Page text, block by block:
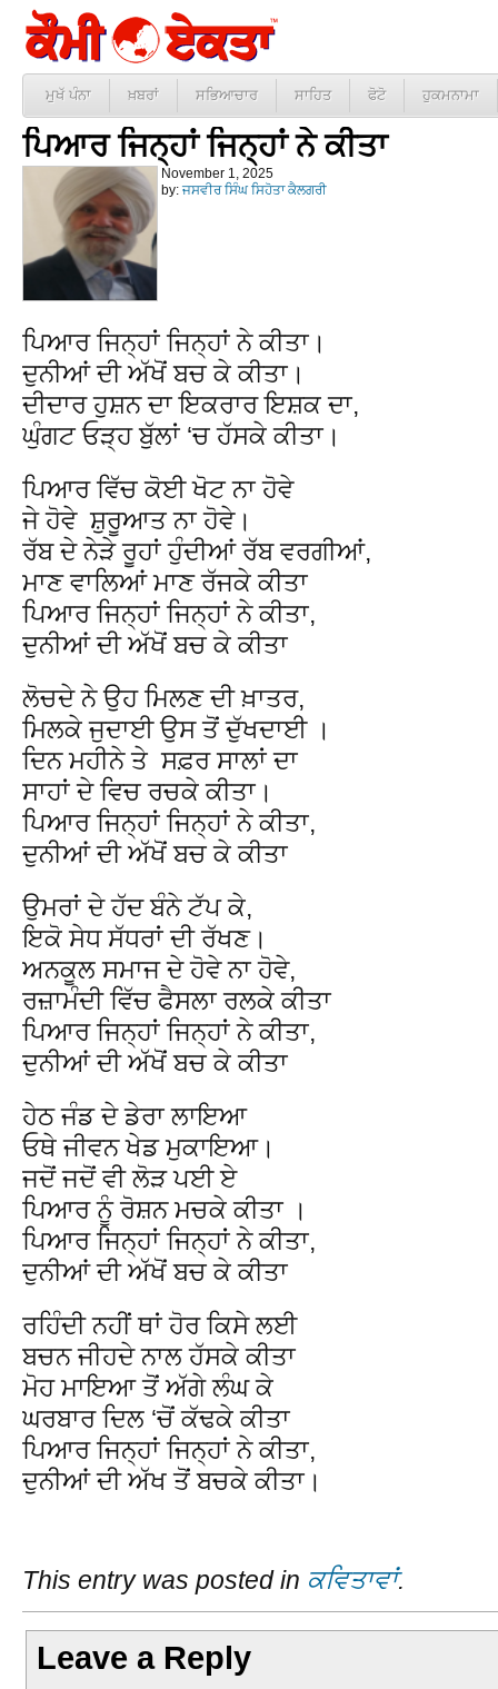
ਮੁਖੱ ਪੰਨਾ ਖ਼ਬਰਾਂ ਸਭਿਆਚਾਰ ਸਾਹਿਤ ਫੋਟੋ ਹੁਕਮਨਾਮਾ
ਪਿਆਰ ਜਿਨ੍ਹਾਂ ਜਿਨ੍ਹਾਂ ਨੇ ਕੀਤਾ
November 1, 2025
by: ਜਸਵੀਰ ਸਿੰਘ ਸਿਹੋਤਾ ਕੈਲਗਰੀ
ਪਿਆਰ ਜਿਨ੍ਹਾਂ ਜਿਨ੍ਹਾਂ ਨੇ ਕੀਤਾ।
ਦੁਨੀਆਂ ਦੀ ਅੱਖੋਂ ਬਚ ਕੇ ਕੀਤਾ।
ਦੀਦਾਰ ਹੁਸ਼ਨ ਦਾ ਇਕਰਾਰ ਇਸ਼ਕ ਦਾ,
ਘੁੰਗਟ ਓੜ੍ਹ ਬੁੱਲਾਂ ‘ਚ ਹੱਸਕੇ ਕੀਤਾ।
ਪਿਆਰ ਵਿੱਚ ਕੋਈ ਖੋਟ ਨਾ ਹੋਵੇ
ਜੇ ਹੋਵੇ ਸ਼ੁਰੂਆਤ ਨਾ ਹੋਵੇ।
ਰੱਬ ਦੇ ਨੇੜੇ ਰੂਹਾਂ ਹੁੰਦੀਆਂ ਰੱਬ ਵਰਗੀਆਂ,
ਮਾਣ ਵਾਲਿਆਂ ਮਾਣ ਰੱਜਕੇ ਕੀਤਾ
ਪਿਆਰ ਜਿਨ੍ਹਾਂ ਜਿਨ੍ਹਾਂ ਨੇ ਕੀਤਾ,
ਦੁਨੀਆਂ ਦੀ ਅੱਖੋਂ ਬਚ ਕੇ ਕੀਤਾ
ਲੋਚਦੇ ਨੇ ਉਹ ਮਿਲਣ ਦੀ ਖ਼ਾਤਰ,
ਮਿਲਕੇ ਜੁਦਾਈ ਉਸ ਤੋਂ ਦੁੱਖਦਾਈ ।
ਦਿਨ ਮਹੀਨੇ ਤੇ ਸਫ਼ਰ ਸਾਲਾਂ ਦਾ
ਸਾਹਾਂ ਦੇ ਵਿਚ ਰਚਕੇ ਕੀਤਾ।
ਪਿਆਰ ਜਿਨ੍ਹਾਂ ਜਿਨ੍ਹਾਂ ਨੇ ਕੀਤਾ,
ਦੁਨੀਆਂ ਦੀ ਅੱਖੋਂ ਬਚ ਕੇ ਕੀਤਾ
ਉਮਰਾਂ ਦੇ ਹੱਦ ਬੰਨੇ ਟੱਪ ਕੇ,
ਇਕੋ ਸੇਧ ਸੱਧਰਾਂ ਦੀ ਰੱਖਣ।
ਅਨਕੂਲ ਸਮਾਜ ਦੇ ਹੋਵੇ ਨਾ ਹੋਵੇ,
ਰਜ਼ਾਮੰਦੀ ਵਿੱਚ ਫੈਸਲਾ ਰਲਕੇ ਕੀਤਾ
ਪਿਆਰ ਜਿਨ੍ਹਾਂ ਜਿਨ੍ਹਾਂ ਨੇ ਕੀਤਾ,
ਦੁਨੀਆਂ ਦੀ ਅੱਖੋਂ ਬਚ ਕੇ ਕੀਤਾ
ਹੇਠ ਜੰਡ ਦੇ ਡੇਰਾ ਲਾਇਆ
ਓਥੇ ਜੀਵਨ ਖੇਡ ਮੁਕਾਇਆ।
ਜਦੋਂ ਜਦੋਂ ਵੀ ਲੋੜ ਪਈ ਏ
ਪਿਆਰ ਨੂੰ ਰੋਸ਼ਨ ਮਚਕੇ ਕੀਤਾ ।
ਪਿਆਰ ਜਿਨ੍ਹਾਂ ਜਿਨ੍ਹਾਂ ਨੇ ਕੀਤਾ,
ਦੁਨੀਆਂ ਦੀ ਅੱਖੋਂ ਬਚ ਕੇ ਕੀਤਾ
ਰਹਿੰਦੀ ਨਹੀਂ ਥਾਂ ਹੋਰ ਕਿਸੇ ਲਈ
ਬਚਨ ਜੀਹਦੇ ਨਾਲ ਹੱਸਕੇ ਕੀਤਾ
ਮੋਹ ਮਾਇਆ ਤੋਂ ਅੱਗੇ ਲੰਘ ਕੇ
ਘਰਬਾਰ ਦਿਲ ‘ਚੋਂ ਕੱਢਕੇ ਕੀਤਾ
ਪਿਆਰ ਜਿਨ੍ਹਾਂ ਜਿਨ੍ਹਾਂ ਨੇ ਕੀਤਾ,
ਦੁਨੀਆਂ ਦੀ ਅੱਖ ਤੋਂ ਬਚਕੇ ਕੀਤਾ।
This entry was posted in ਕਵਿਤਾਵਾਂ.
Leave a Reply